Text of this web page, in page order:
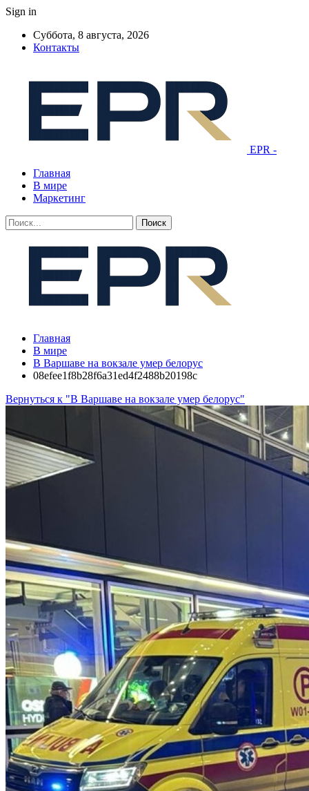
Sign in
Суббота, 8 августа, 2026
Контакты
EPR -
Главная
В мире
Маркетинг
Главная
В мире
В Варшаве на вокзале умер белорус
08efee1f8b28f6a31ed4f2488b20198c
Вернуться к "В Варшаве на вокзале умер белорус"